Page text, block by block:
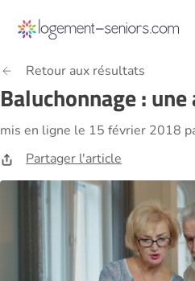
Retour aux résultats
Baluchonnage :
mis en ligne le 15 février 2018
Partager l'article